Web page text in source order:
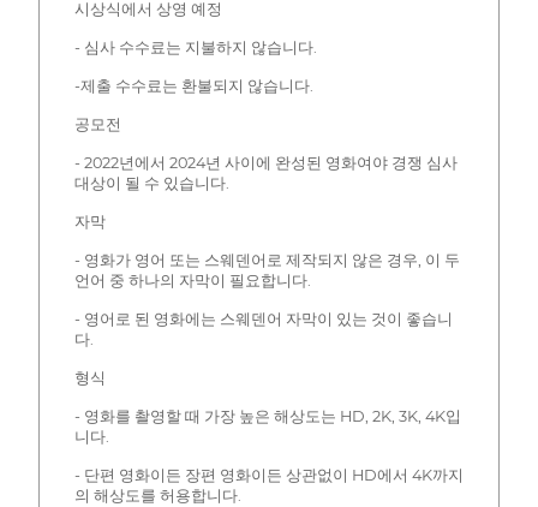
시상식에서 상영 예정
- 심사 수수료는 지불하지 않습니다.
-제출 수수료는 환불되지 않습니다.
공모전
- 2022년에서 2024년 사이에 완성된 영화여야 경쟁 심사
대상이 될 수 있습니다.
자막
- 영화가 영어 또는 스웨덴어로 제작되지 않은 경우, 이 두
언어 중 하나의 자막이 필요합니다.
- 영어로 된 영화에는 스웨덴어 자막이 있는 것이 좋습니
다.
형식
- 영화를 촬영할 때 가장 높은 해상도는 HD, 2K, 3K, 4K입
니다.
- 단편 영화이든 장편 영화이든 상관없이 HD에서 4K까지
의 해상도를 허용합니다.